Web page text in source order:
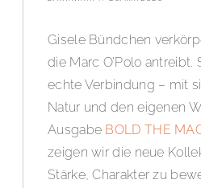
Gisele Bündchen
die Marc O’Polo antreibt.
echte Verbindung – mit
Natur und den eigenen
Ausgabe BOLD THE
zeigen wir die neue
Stärke, Charakter zu